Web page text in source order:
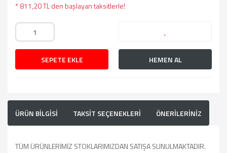
* 811,20 TL den başlayan taksitlerle!
SEPETE EKLE HEMEN AL
ÜRÜN BİLGİSİ TAKSİT SEÇENEKLERİ ÖNERİLERİNİZ
TÜM ÜRÜNLERİMİZ STOKLARIMIZDAN SATIŞA SUNULMAKTADIR.